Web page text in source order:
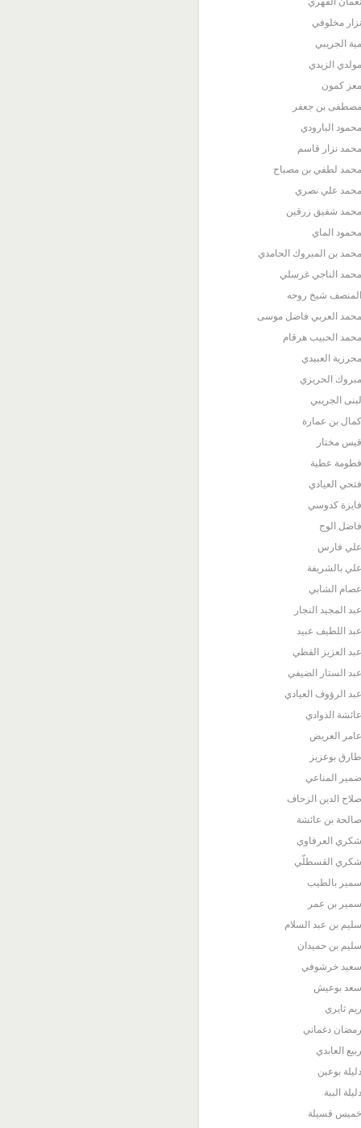
نزار مخلوفي
مية الجريبي
مولدي الزيدي
معز كمون
مصطفى بن جعفر
محمود البارودي
محمد نزار قاسم
محمد لطفي بن مصباح
محمد علي نصري
محمد شفيق زرقين
محمود الماي
محمد بن المبروك الحامدي
محمد الناجي غرسلي
المنصف شيخ روحه
محمد العربي فاضل موسى
محمد الحبيب هرقام
محرزية العبيدي
مبروك الحريزي
لبنى الجريبي
كمال بن عمارة
قيس مختار
فطومة عطية
فتحي العيادي
فايزة كدوسي
فاضل الوج
علي فارس
علي بالشريفة
عصام الشابي
عبد المجيد النجار
عبد اللطيف عبيد
عبد العزيز القطي
عبد الستار الضيفي
عبد الرؤوف العيادي
عائشة الذوادي
عامر العريض
طارق بوعزيز
ضمير المناعي
صلاح الدين الزحاف
صالحة بن عائشة
شكري العرفاوي
شكري القسطلّي
سمير بالطيب
سمير بن عمر
سليم بن عبد السلام
سليم بن حميدان
سعيد خرشوفي
سعد بوعيش
ريم ثايري
رمضان دغماني
ربيع العابدي
دليلة بوعين
دليلة الببة
خميس قسيلة